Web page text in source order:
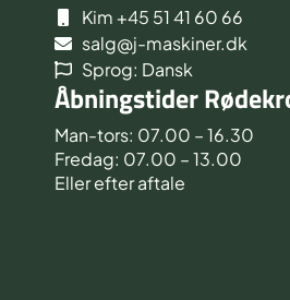
Kim +45 51 41 60 66
salg@j-maskiner.dk
Sprog: Dansk
Åbningstider
Man-tors: 07.00 – 16.30
Fredag: 07.00 – 13.00
Eller efter aftale